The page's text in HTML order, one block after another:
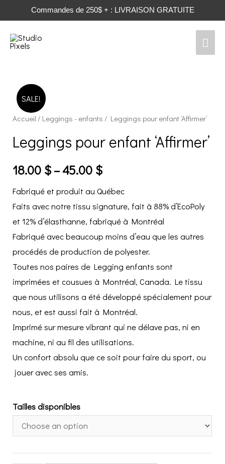
Commandes de 250$ + : LIVRAISON GRATUITE
SALE!
Accueil / Leggings - enfants / Leggings pour enfant ‘Affirmer’
Leggings pour enfant ‘Affirmer’
18.00 $–45.00 $
Fabriqué et produit au Québec
Faits avec notre tissu signature, fait à 88% d’EcoPoly
et 12% d’élasthanne, fabriqué à Montréal
Fabriqué avec beaucoup moins d’eau que les autres
procédés de production de polyester.
Toutes nos paires de Legging enfants sont
imprimées et cousues à Montréal, Canada. Le tissu
que nous utilisons a été développé spécialement pour
nous, et est aussi fait à Montréal.
Imprimé sur mesure vibrant qui ne délave pas, ni en
machine, ni au fil des utilisations.
Un confort absolu que ce soit pour faire du sport, ou
jouer avec ses amis.
Tailles disponibles